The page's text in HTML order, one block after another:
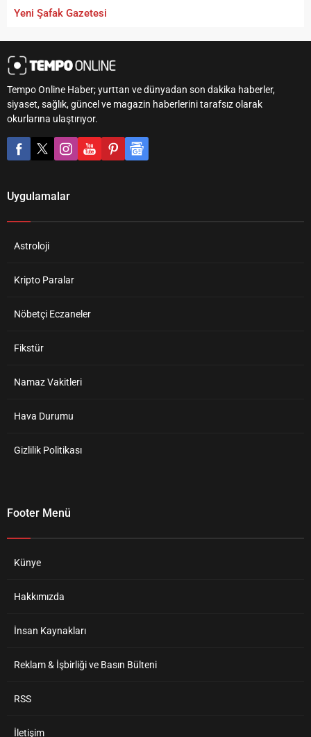
Yeni Şafak Gazetesi
Tempo Online Haber; yurttan ve dünyadan son dakika haberler,
siyaset, sağlık, güncel ve magazin haberlerini tarafsız olarak
okurlarına ulaştırıyor.
Uygulamalar
Astroloji
Kripto Paralar
Nöbetçi Eczaneler
Fikstür
Namaz Vakitleri
Hava Durumu
Gizlilik Politikası
Footer Menü
Künye
Hakkımızda
İnsan Kaynakları
Reklam & İşbirliği ve Basın Bülteni
RSS
İletişim